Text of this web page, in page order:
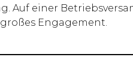
Auf einer
Engagement.